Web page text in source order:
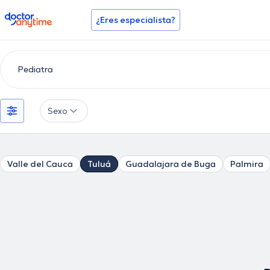
doctoranytime ¿Eres especialista?
Sexo
Valle del Cauca Tuluá Guadalajara de Buga Palmira